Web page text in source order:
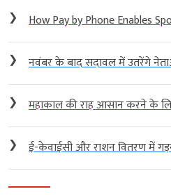
❯ How Pay by Phone Enables
❯ नवंबर के बाद सदावल में उतरेंगे
❯ महाकाल की राह आसान करने के
❯ ई-केवाईसी और राशन वितरण में